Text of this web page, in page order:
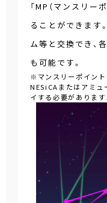
「MP（マンスリー
ることができます
ム等と交換でき、
も可能です。
※マンスリーポイント
NESiCAまたはアミュ
イする必要があります